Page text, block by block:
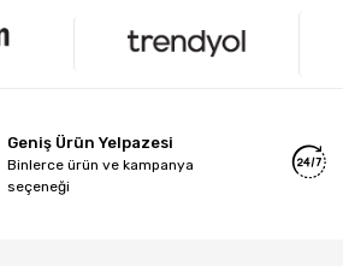
Geniş Ürün Yelpazesi
Binlerce ürün ve kampanya
seçeneği